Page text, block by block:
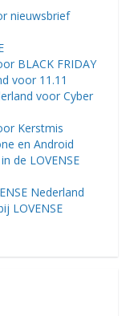
nieuwsbrief
BLACK FRIDAY
voor 11.11
voor Cyber
Kerstmis
en Android
de LOVENSE
Nederland
LOVENSE